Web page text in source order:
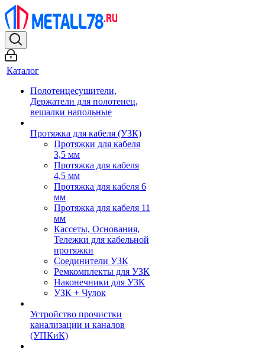
Каталог
Полотенцесушители,
Держатели для полотенец,
вешалки напольные
Протяжка для кабеля (УЗК)
Протяжки для кабеля
3,5 мм
Протяжка для кабеля
4,5 мм
Протяжка для кабеля 6
мм
Протяжка для кабеля 11
мм
Кассеты, Основания,
Тележки для кабельной
протяжки
Соединители УЗК
Ремкомплекты для УЗК
Наконечники для УЗК
УЗК + Чулок
Устройство прочистки
канализации и каналов
(УПКиК)